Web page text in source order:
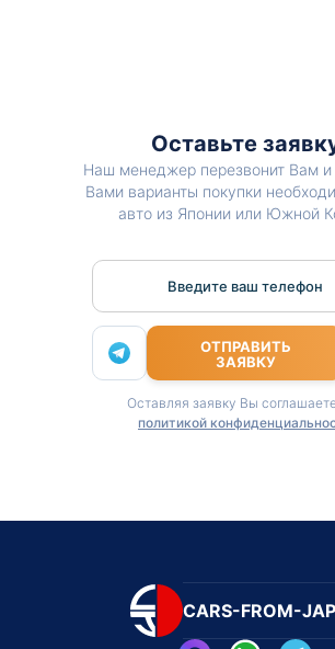
Оставьте
Наш менеджер перезвонит Вам и
Вами варианты покупки
авто из Японии или Южной
Введите ваш телефон
ОТПРАВИТЬ
ЗАЯВКУ
Оставляя заявку Вы
политикой
CARS-FROM-